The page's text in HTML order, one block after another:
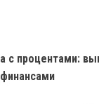
с процентами: